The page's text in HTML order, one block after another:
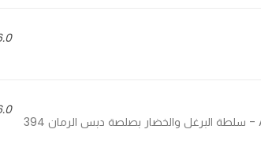
Armenian burgol salad with veggies and pomegranate molasses - سلطة البرغل والخضار بصلصة دبس الرمان 394